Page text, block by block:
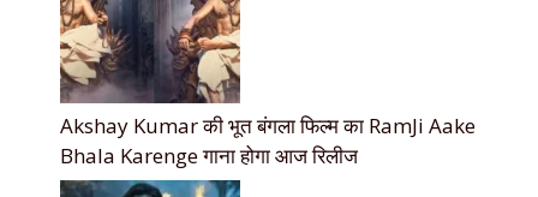
Akshay Kumar की भूत बंगला फिल्म का RamJi Aake
Bhala Karenge गाना होगा आज रिलीज